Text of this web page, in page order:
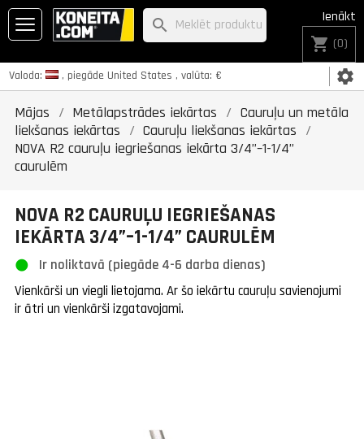
Valoda: , piegāde United States , valūta: € settings
Ienākt
shopping_cart (0)
search
Mājas Metālapstrādes iekārtas
Cauruļu un metāla
liekšanas iekārtas
Cauruļu liekšanas iekārtas
NOVA R2 cauruļu iegriešanas iekārta 3/4”–1-1/4”
caurulēm
NOVA R2 CAURUĻU IEGRIEŠANAS
IEKĀRTA 3/4”–1-1/4” CAURULĒM
Ir noliktavā (piegāde 4-6 darba dienas)
Vienkārši un viegli lietojama. Ar šo iekārtu cauruļu savienojumi
ir ātri un vienkārši izgatavojami.